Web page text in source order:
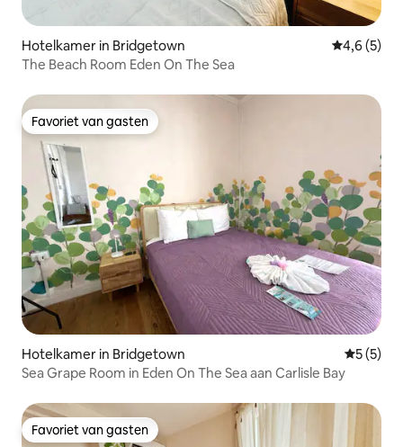
Hotelkamer in Bridgetown
4,6 (5)
The Beach Room Eden On The Sea
Favoriet van gasten
Favoriet van gasten
Hotelkamer in Bridgetown
5 (5)
Sea Grape Room in Eden On The Sea aan Carlisle Bay
Favoriet van gasten
Favoriet van gasten